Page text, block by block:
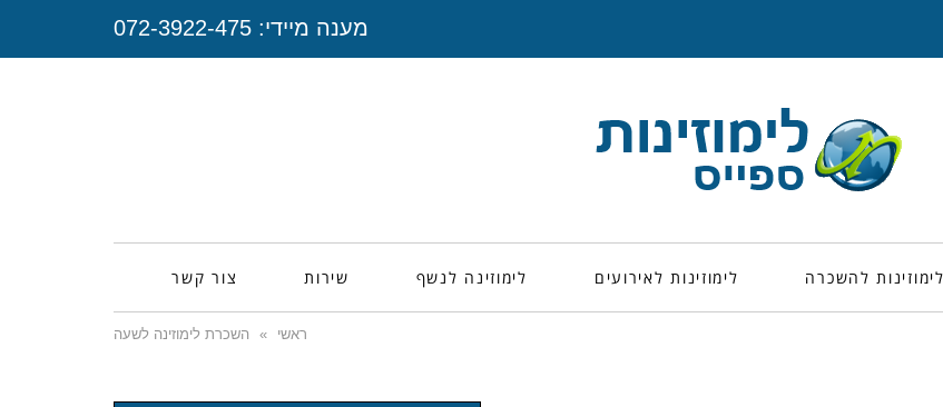
מענה מיידי: 072-3922-475
לימוזינות להשכרה לימוזינות לאירועים לימוזינה לנשף שירות צור קשר
ראשי » השכרת לימוזינה לשעה